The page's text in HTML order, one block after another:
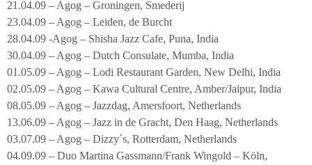
21.04.09 – Agog – Groningen, Smederij
23.04.09 – Agog – Leiden, de Burcht
28.04.09 -Agog – Shisha Jazz Cafe, Puna, India
30.04.09 – Agog – Dutch Consulate, Mumba, India
01.05.09 – Agog – Lodi Restaurant Garden, New Delhi, India
02.05.09 – Agog – Kawa Cultural Centre, Amber/Jaipur, India
08.05.09 – Agog – Jazzdag, Amersfoort, Netherlands
13.06.09 – Agog – Jazz in de Gracht, Den Haag, Netherlands
03.07.09 – Agog – Dizzy´s, Rotterdam, Netherlands
04.09.09 – Duo Martina Gassmann/Frank Wingold – Köln,